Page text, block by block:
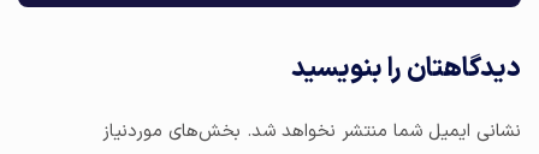
دیدگاهتان را بنویسید
نشانی ایمیل شما منتشر نخواهد شد. بخش‌های موردنیاز